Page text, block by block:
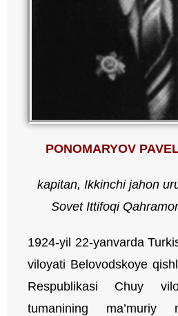
PONOMARYOV
kapitan, Ikkinchi jahon
Sovet Ittifoqi
1924-yil 22-yanvarda
viloyati Belovodskoye
Respublikasi Chuy
tumanining ma’muriy